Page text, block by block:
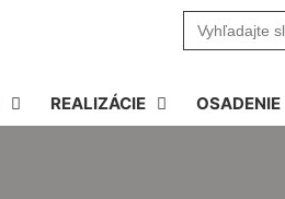
Search
for:
REALIZÁCIE OSADENIE